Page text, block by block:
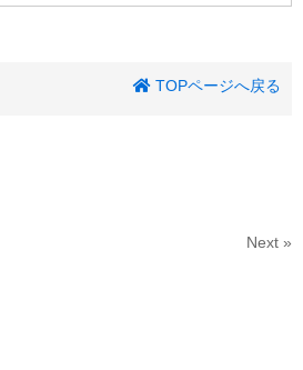
TOPページへ戻る
Next »